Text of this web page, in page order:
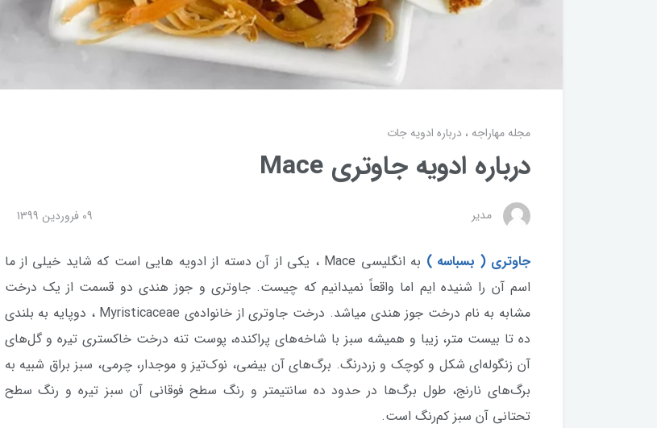
مجله مهاراجه درباره ادویه جات
درباره ادویه جاوتری Mace
مدیر 09 فروردین 1399
جاوتری ( بسباسه )
به انگلیسی Mace ، یکی از آن دسته از ادویه هایی است که شاید خیلی از ما
اسم آن را شنیده ایم اما واقعاً نمیدانیم که چیست. جاوتری و جوز هندی دو قسمت از یک درخت
مشابه به نام درخت جوز هندی میاشد. درخت جاوتری از خانواده‌ی Myristicaceae ، دوپايه به بلندى
ده تا بيست متر، زيبا و هميشه سبز با شاخه‌‌های پراكنده، پوست تنه درخت خاكسترى تيره و گل‌های
آن زنگوله‌ای شكل و كوچك و زردرنگ. برگ‌های آن بيضى، نوك‌تيز و موجدار، چرمى، سبز براق شبيه به
برگ‌های نارنج، طول برگ‌‌ها در حدود ده سانتيمتر و رنگ سطح فوقانى آن سبز تيره و رنگ سطح
تحتانى آن سبز كم‌رنگ است.